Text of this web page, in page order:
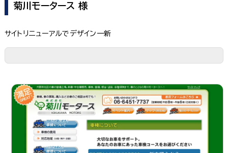
菊川モータース 様
サイトリニューアルでデザイン一新